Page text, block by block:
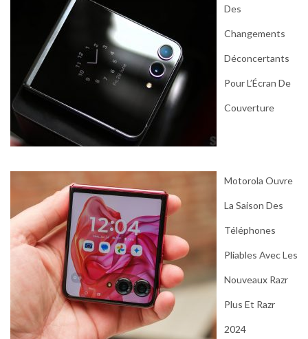
Des
Changements
Déconcertants
Pour L’Écran De
Couverture
Motorola Ouvre
La Saison Des
Téléphones
Pliables Avec Les
Nouveaux Razr
Plus Et Razr
2024